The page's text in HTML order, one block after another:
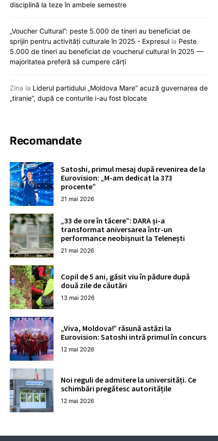
disciplină la teze în ambele semestre
„Voucher Cultural”: peste 5.000 de tineri au beneficiat de
sprijin pentru activități culturale în 2025 - Expresul la Peste
5.000 de tineri au beneficiat de voucherul cultural în 2025 —
majoritatea preferă să cumpere cărți
Zina la Liderul partidului „Moldova Mare” acuză guvernarea de
„tiranie”, după ce conturile i-au fost blocate
Recomandate
Satoshi, primul mesaj după revenirea de la
Eurovision: „M-am dedicat la 373
procente”
21 mai 2026
„33 de ore în tăcere”: DARA și-a
transformat aniversarea într-un
performance neobișnuit la Telenești
21 mai 2026
Copil de 5 ani, găsit viu în pădure după
două zile de căutări
13 mai 2026
„Viva, Moldova!” răsună astăzi la
Eurovision: Satoshi intră primul în concurs
12 mai 2026
Noi reguli de admitere la universități. Ce
schimbări pregătesc autoritățile
12 mai 2026